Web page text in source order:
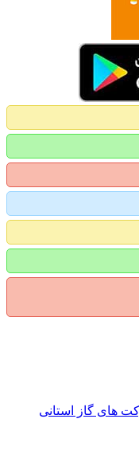
گاز استانی